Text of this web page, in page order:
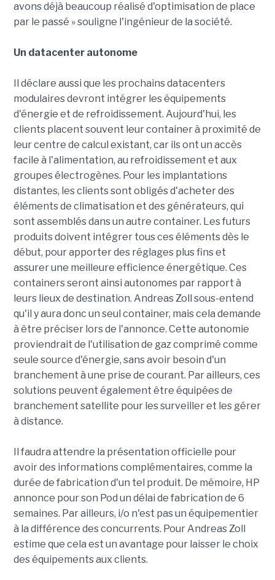
avons déjà beaucoup réalisé d'optimisation de place
par le passé » souligne l'ingénieur de la société.
Un datacenter autonome
Il déclare aussi que les prochains datacenters
modulaires devront intégrer les équipements
d'énergie et de refroidissement. Aujourd'hui, les
clients placent souvent leur container à proximité de
leur centre de calcul existant, car ils ont un accès
facile à l'alimentation, au refroidissement et aux
groupes électrogènes. Pour les implantations
distantes, les clients sont obligés d'acheter des
éléments de climatisation et des générateurs, qui
sont assemblés dans un autre container. Les futurs
produits doivent intégrer tous ces éléments dès le
début, pour apporter des réglages plus fins et
assurer une meilleure efficience énergétique. Ces
containers seront ainsi autonomes par rapport à
leurs lieux de destination. Andreas Zoll sous-entend
qu'il y aura donc un seul container, mais cela demande
à être préciser lors de l'annonce. Cette autonomie
proviendrait de l'utilisation de gaz comprimé comme
seule source d'énergie, sans avoir besoin d'un
branchement à une prise de courant. Par ailleurs, ces
solutions peuvent également être équipées de
branchement satellite pour les surveiller et les gérer
à distance.
Il faudra attendre la présentation officielle pour
avoir des informations complémentaires, comme la
durée de fabrication d'un tel produit. De mémoire, HP
annonce pour son Pod un délai de fabrication de 6
semaines. Par ailleurs, i/o n'est pas un équipementier
à la différence des concurrents. Pour Andreas Zoll
estime que cela est un avantage pour laisser le choix
des équipements aux clients.